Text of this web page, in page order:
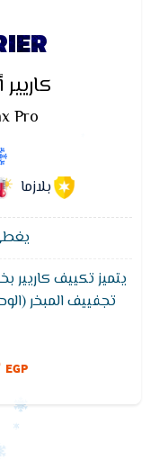
Pro
بلازما
يغطي
يتميز تكييف كاريير
تجفييف المبخر
لضمان عدم صدور اى
EGP